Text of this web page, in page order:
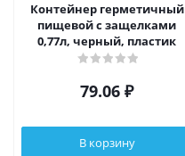
Контейнер герметичный
пищевой с защелками
0,77л, черный, пластик
79.06 ₽
В корзину